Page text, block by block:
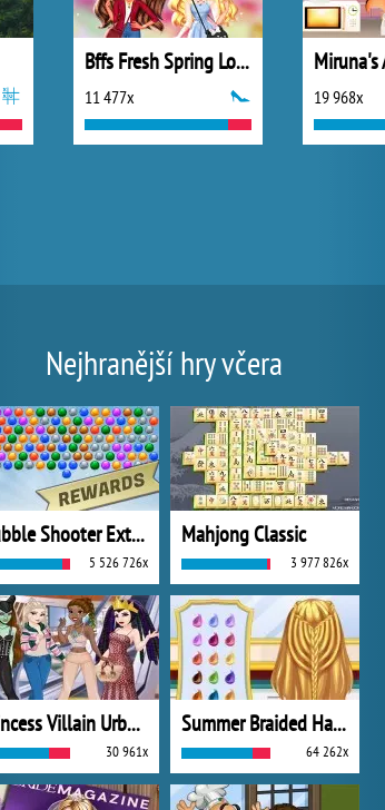
Bffs Fresh Spring Look
11 477x 19 968x
Nejhranější hry včera
Bubble Shooter Extreme
5 526 726x
Mahjong Classic
3 977 826x
Princess Villain Urban Outfitters Summer
30 961x
Summer Braided Hairstyles
64 262x